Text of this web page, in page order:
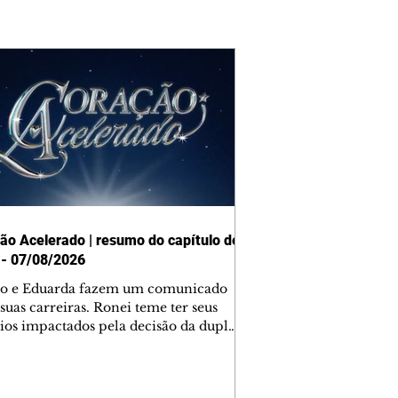
Acelerado | resumo do capítulo de
07/08/2026
e Eduarda fazem um comunicado
carreiras. Ronei teme ter seus
impactados pela decisão da dupla.